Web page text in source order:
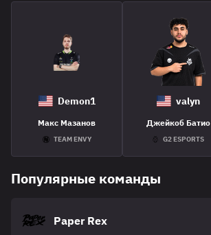
Demon1
Макс Мазанов
TEAM ENVY
valyn
Джейкоб Батио
G2 ESPORTS
Популярные команды
Paper Rex